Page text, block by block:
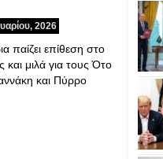
2026
παίζει επίθεση στο
μιλά για τους Ότο
και Πύρρο